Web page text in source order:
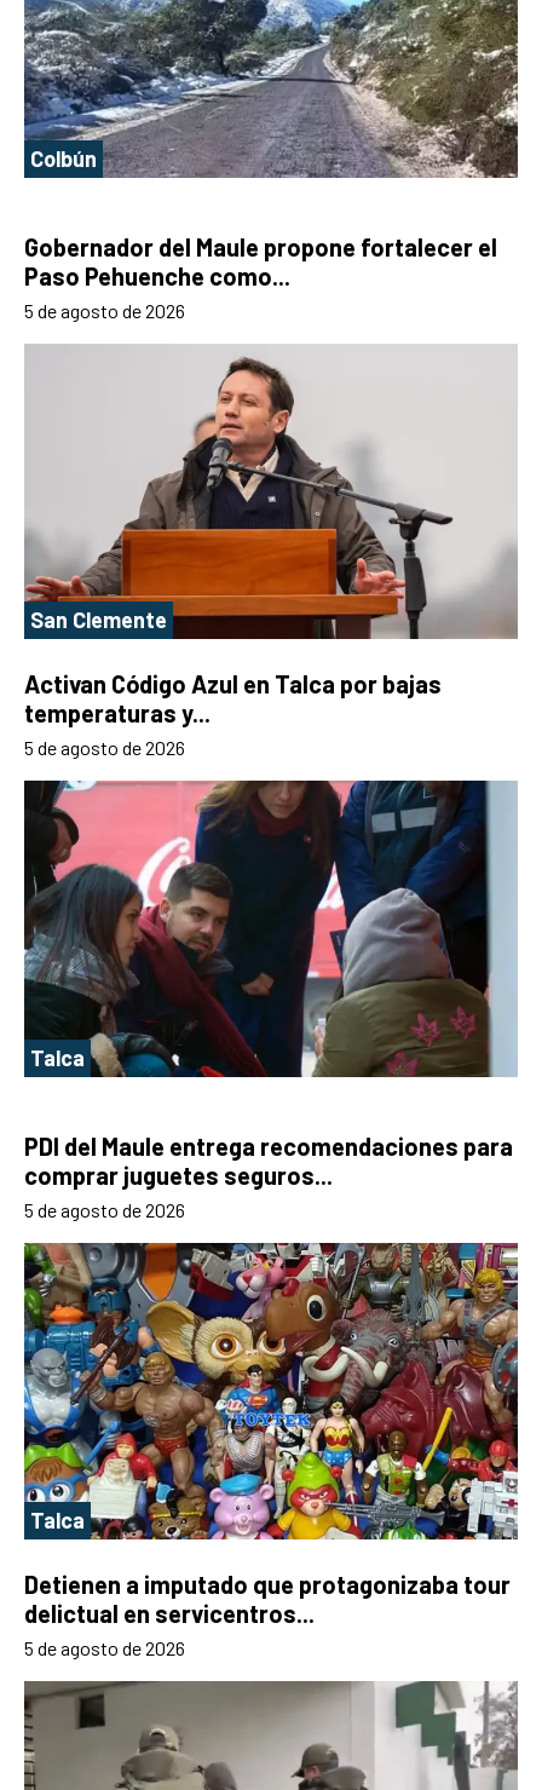
Colbún
Gobernador del Maule propone fortalecer el
Paso Pehuenche como...
5 de agosto de 2026
San Clemente
Activan Código Azul en Talca por bajas
temperaturas y...
5 de agosto de 2026
Talca
PDI del Maule entrega recomendaciones para
comprar juguetes seguros...
5 de agosto de 2026
Talca
Detienen a imputado que protagonizaba tour
delictual en servicentros...
5 de agosto de 2026